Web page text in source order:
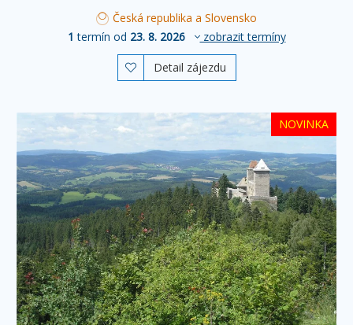
Česká republika a Slovensko
1 termín od 23. 8. 2026 zobrazit termíny
 Detail zájezdu
NOVINKA